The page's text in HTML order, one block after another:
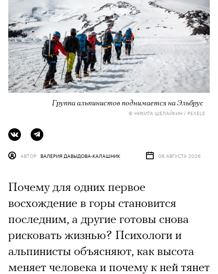
Группа альпинистов поднимается на Эльбрус
© НИКИТА ШЕЛАЙКИН / PEXELS
АВТОР ВАЛЕРИЯ ДАВЫДОВА-КАЛАШНИК 06 АВГУСТА 2026
Почему для одних первое
восхождение в горы становится
последним, а другие готовы снова
рисковать жизнью? Психологи и
альпинисты объясняют, как высота
меняет человека и почему к ней тянет